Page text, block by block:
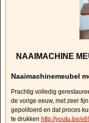
NAAIMACHINE
Naaimachinemeubel
Prachtig volledig
de vorige eeuw, met zeer
gepolitoerd en dat proces
te drukken http://youtu.be/